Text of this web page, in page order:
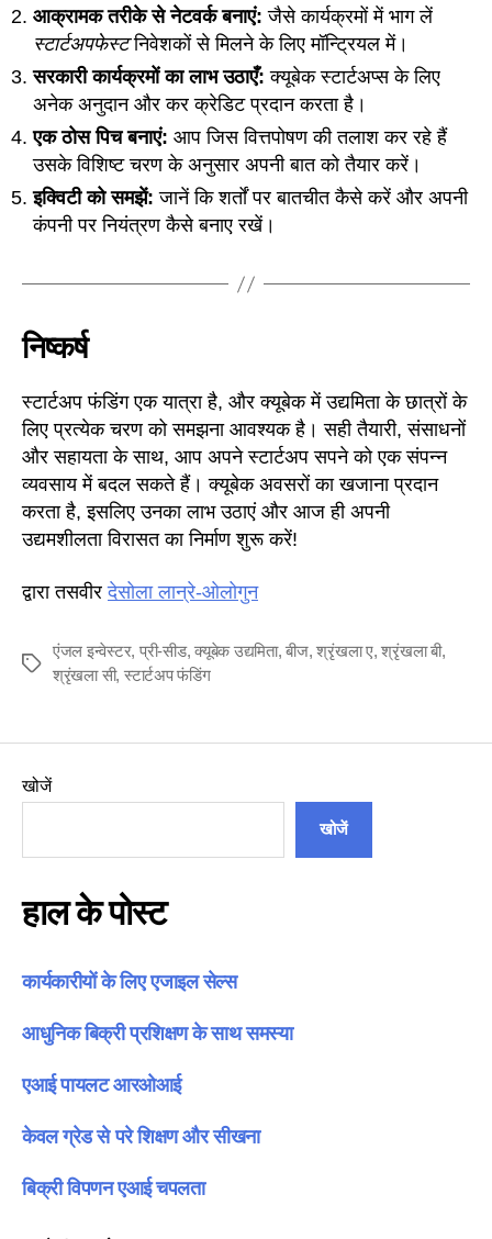
आक्रामक तरीके से नेटवर्क बनाएं: जैसे कार्यक्रमों में भाग लें
स्टार्टअपफेस्टनिवेशकों से मिलने के लिए मॉन्ट्रियल में।
सरकारी कार्यक्रमों का लाभ उठाएँ: क्यूबेक स्टार्टअप्स के लिए
अनेक अनुदान और कर क्रेडिट प्रदान करता है।
एक ठोस पिच बनाएं: आप जिस वित्तपोषण की तलाश कर रहे हैं
उसके विशिष्ट चरण के अनुसार अपनी बात को तैयार करें।
इक्विटी को समझें: जानें कि शर्तों पर बातचीत कैसे करें और अपनी
कंपनी पर नियंत्रण कैसे बनाए रखें।
निष्कर्ष
स्टार्टअप फंडिंग एक यात्रा है, और क्यूबेक में उद्यमिता के छात्रों के
लिए प्रत्येक चरण को समझना आवश्यक है। सही तैयारी, संसाधनों
और सहायता के साथ, आप अपने स्टार्टअप सपने को एक संपन्न
व्यवसाय में बदल सकते हैं। क्यूबेक अवसरों का खजाना प्रदान
करता है, इसलिए उनका लाभ उठाएं और आज ही अपनी
उद्यमशीलता विरासत का निर्माण शुरू करें!
द्वारा तसवीरदेसोला लान्रे-ओलोगुन
टैग
एंजल इन्वेस्टर, प्री-सीड,क्यूबेक उद्यमिता,बीज,श्रृंखला ए,श्रृंखला बी,
श्रृंखला सी, स्टार्टअप फंडिंग
खोजें
खोजें
हाल के पोस्ट
कार्यकारीयों के लिए एजाइल सेल्स
आधुनिक बिक्री प्रशिक्षण के साथ समस्या
एआई पायलट आरओआई
केवल ग्रेड से परे शिक्षण और सीखना
बिक्री विपणन एआई चपलता